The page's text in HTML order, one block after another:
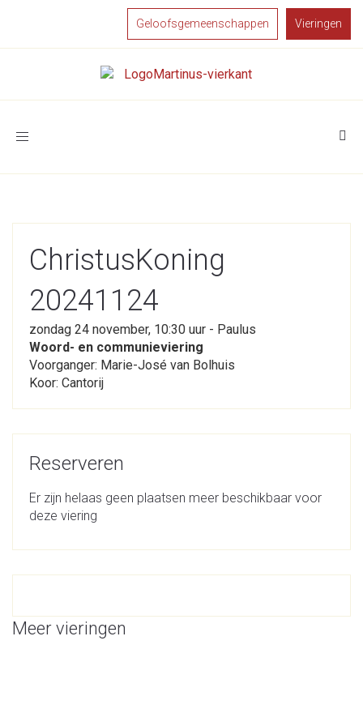
Geloofsgemeenschappen Vieringen
Toggle
ChristusKoning
20241124
zondag 24 november, 10:30 uur - Paulus
Woord- en communieviering
Voorganger: Marie-José van Bolhuis
Koor: Cantorij
Reserveren
Er zijn helaas geen plaatsen meer beschikbaar voor
deze viering
Meer vieringen